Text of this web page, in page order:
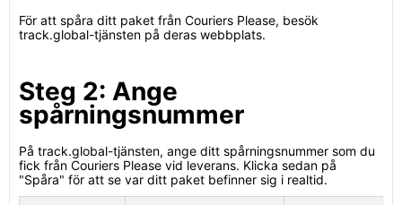
För att spåra ditt paket från Couriers Please, besök
track.global-tjänsten på deras webbplats.
Steg 2: Ange
spårningsnummer
På track.global-tjänsten, ange ditt spårningsnummer som du
fick från Couriers Please vid leverans. Klicka sedan på
"Spåra" för att se var ditt paket befinner sig i realtid.